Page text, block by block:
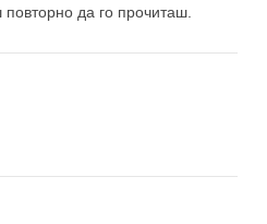
да го прочиташ.